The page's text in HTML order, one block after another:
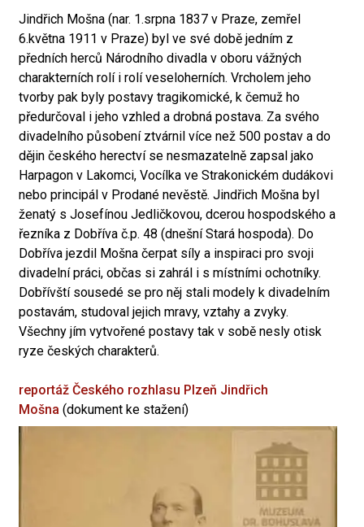
Jindřich Mošna (nar. 1.srpna 1837 v Praze, zemřel
6.května 1911 v Praze) byl ve své době jedním z
předních herců Národního divadla v oboru vážných
charakterních rolí i rolí veseloherních. Vrcholem jeho
tvorby pak byly postavy tragikomické, k čemuž ho
předurčoval i jeho vzhled a drobná postava. Za svého
divadelního působení ztvárnil více než 500 postav a do
dějin českého herectví se nesmazatelně zapsal jako
Harpagon v Lakomci, Vocílka ve Strakonickém dudákovi
nebo principál v Prodané nevěstě. Jindřich Mošna byl
ženatý s Josefínou Jedličkovou, dcerou hospodského a
řezníka z Dobříva č.p. 48 (dnešní Stará hospoda). Do
Dobříva jezdil Mošna čerpat síly a inspiraci pro svoji
divadelní práci, občas si zahrál i s místními ochotníky.
Dobřívští sousedé se pro něj stali modely k divadelním
postavám, studoval jejich mravy, vztahy a zvyky.
Všechny jím vytvořené postavy tak v sobě nesly otisk
ryze českých charakterů.
reportáž Českého rozhlasu Plzeň Jindřich
Mošna (dokument ke stažení)